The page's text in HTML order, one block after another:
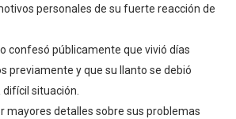
personales de su fuerte reacción de
confesó públicamente que vivió días
previamente y que su llanto se debió
situación.
mayores detalles sobre sus problemas